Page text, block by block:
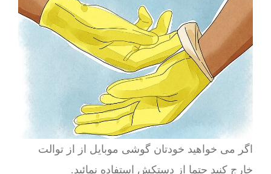
اگر می خواهید خودتان گوشی موبایل از از توالت
خارج کنید حتما از دستکش استفاده نمائید.